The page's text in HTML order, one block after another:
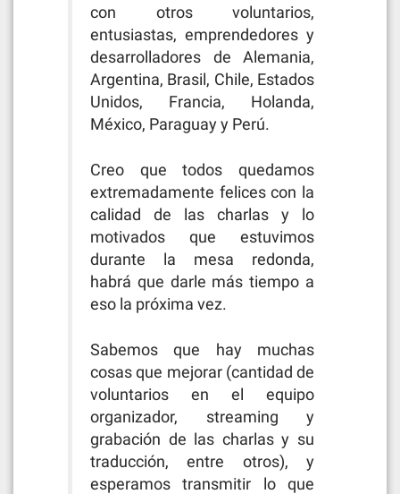
con otros voluntarios,
entusiastas, emprendedores y
desarrolladores de Alemania,
Argentina, Brasil, Chile, Estados
Unidos, Francia, Holanda,
México, Paraguay y Perú.
Creo que todos quedamos
extremadamente felices con la
calidad de las charlas y lo
motivados que estuvimos
durante la mesa redonda,
habrá que darle más tiempo a
eso la próxima vez.
Sabemos que hay muchas
cosas que mejorar (cantidad de
voluntarios en el equipo
organizador, streaming y
grabación de las charlas y su
traducción, entre otros), y
esperamos transmitir lo que